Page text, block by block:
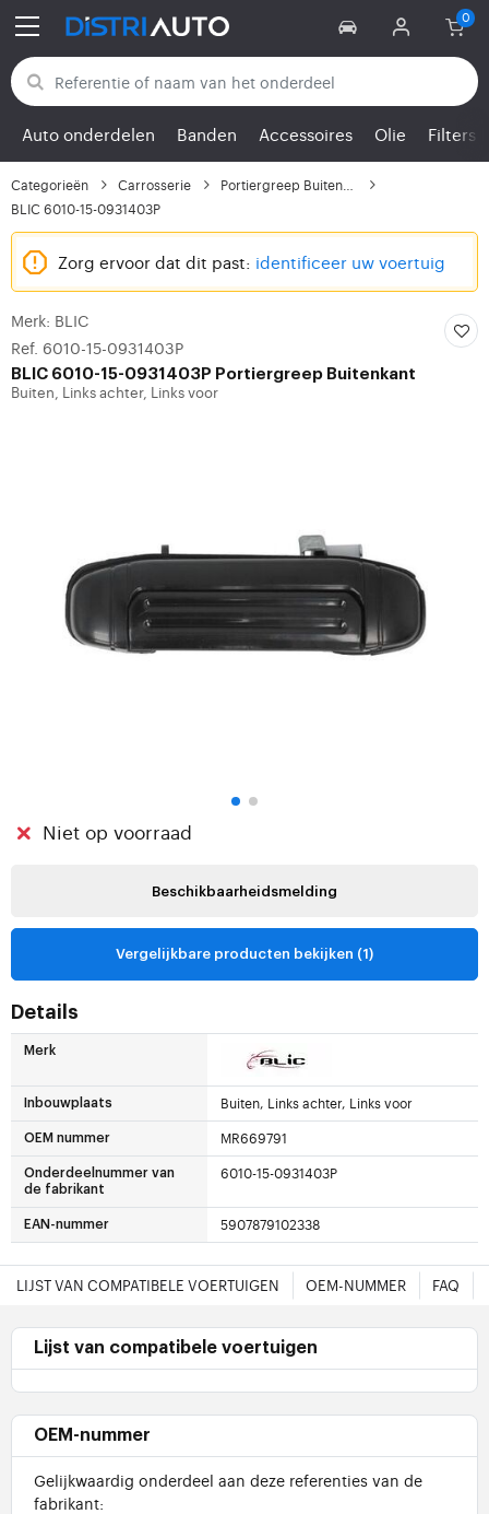
Terug naar categorieën
Auto onderdelen Banden Accessoires Olie Filters
Categorieën Carrosserie
BLIC 6010-15-0931403P
Zorg ervoor dat dit past: identificeer uw voertuig
Merk: BLIC
Ref. 6010-15-0931403P
BLIC 6010-15-0931403P Portiergreep Buitenkant
Buiten, Links achter, Links voor
Niet op voorraad
Beschikbaarheidsmelding
Vergelijkbare producten bekijken (1)
Details
Merk
Inbouwplaats Buiten, Links achter, Links voor
OEM nummer MR669791
Onderdeelnummer van
de fabrikant
6010-15-0931403P
EAN-nummer 5907879102338
LIJST VAN COMPATIBELE VOERTUIGEN OEM-NUMMER FAQ
Lijst van compatibele voertuigen
OEM-nummer
Gelijkwaardig onderdeel aan deze referenties van de
fabrikant: